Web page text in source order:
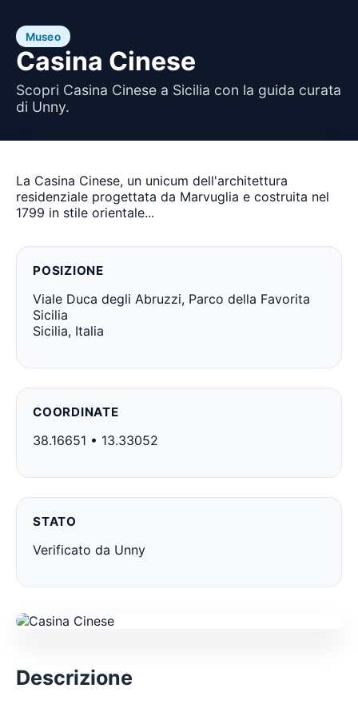
Museo
Casina Cinese
Scopri Casina Cinese a Sicilia con la guida curata
di Unny.
La Casina Cinese, un unicum dell'architettura
residenziale progettata da Marvuglia e costruita nel
1799 in stile orientale...
POSIZIONE
Viale Duca degli Abruzzi, Parco della Favorita
Sicilia
Sicilia, Italia
COORDINATE
38.16651 • 13.33052
STATO
Verificato da Unny
Descrizione